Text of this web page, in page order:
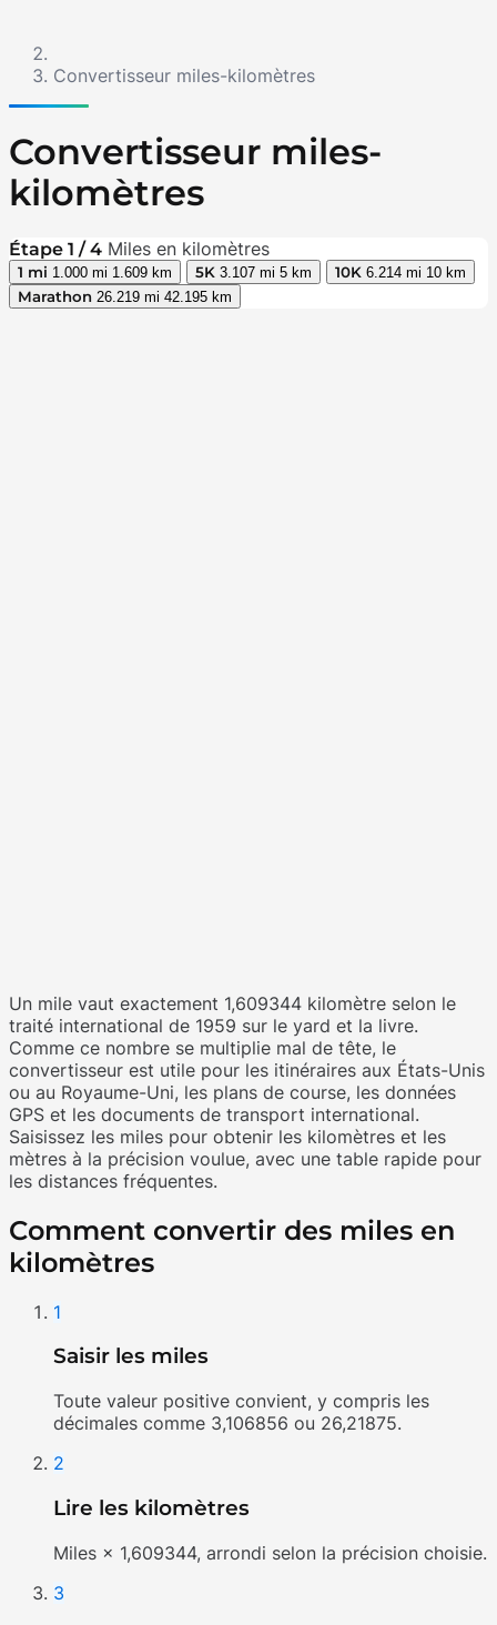
Convertisseur miles-kilomètres
Convertisseur miles-
kilomètres
Étape 1 / 4 Miles en kilomètres
1 mi 1.000 mi 1.609 km 5K 3.107 mi 5 km 10K 6.214 mi 10 km
Marathon 26.219 mi 42.195 km
Un mile vaut exactement 1,609344 kilomètre selon le
traité international de 1959 sur le yard et la livre.
Comme ce nombre se multiplie mal de tête, le
convertisseur est utile pour les itinéraires aux États-Unis
ou au Royaume-Uni, les plans de course, les données
GPS et les documents de transport international.
Saisissez les miles pour obtenir les kilomètres et les
mètres à la précision voulue, avec une table rapide pour
les distances fréquentes.
Comment convertir des miles en
kilomètres
1
Saisir les miles
Toute valeur positive convient, y compris les
décimales comme 3,106856 ou 26,21875.
2
Lire les kilomètres
Miles × 1,609344, arrondi selon la précision choisie.
3